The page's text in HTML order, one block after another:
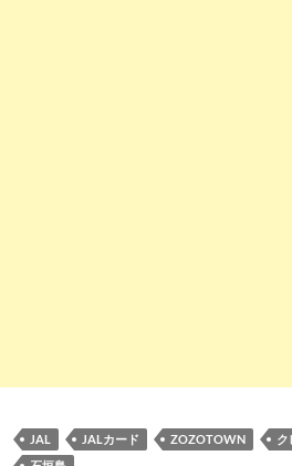
JAL JALカード ZOZOTOWN ク